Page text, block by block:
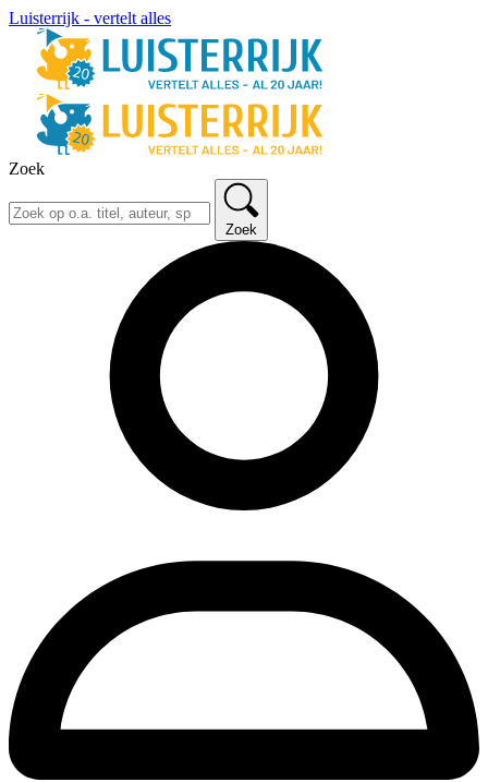
Luisterrijk - vertelt alles
Zoek
Zoek